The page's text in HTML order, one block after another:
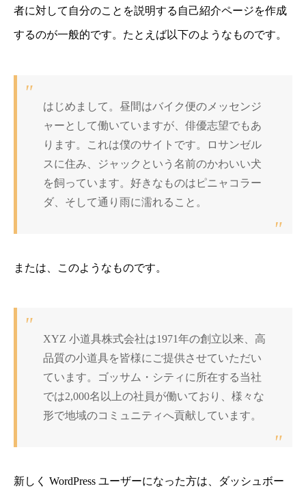
者に対して自分のことを説明する自己紹介ページを作成
するのが一般的です。たとえば以下のようなものです。
はじめまして。昼間はバイク便のメッセンジ
ャーとして働いていますが、俳優志望でもあ
ります。これは僕のサイトです。ロサンゼル
スに住み、ジャックという名前のかわいい犬
を飼っています。好きなものはピニャコラー
ダ、そして通り雨に濡れること。
または、このようなものです。
XYZ 小道具株式会社は1971年の創立以来、高
品質の小道具を皆様にご提供させていただい
ています。ゴッサム・シティに所在する当社
では2,000名以上の社員が働いており、様々な
形で地域のコミュニティへ貢献しています。
新しく WordPress ユーザーになった方は、 ダッシュボー